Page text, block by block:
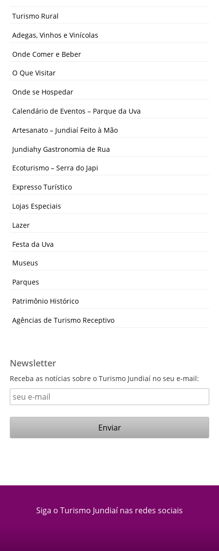
Turismo Rural
Adegas, Vinhos e Vinícolas
Onde Comer e Beber
O Que Visitar
Onde se Hospedar
Calendário de Eventos – Parque da Uva
Artesanato – Jundiaí Feito à Mão
Jundiahy Gastronomia de Rua
Ecoturismo – Serra do Japi
Expresso Turístico
Lojas Especiais
Lazer
Festa da Uva
Museus
Parques
Patrimônio Histórico
Agências de Turismo Receptivo
Newsletter
Receba as notícias sobre o Turismo Jundiaí no seu e-mail:
Siga o Turismo Jundiaí nas redes sociais